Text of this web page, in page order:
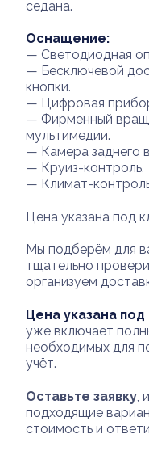
седана.
Оснащение:
— Светодиодная
— Бесключевой
кнопки.
— Цифровая
— Фирменный
мультимедии.
— Камера заднего
— Круиз-контроль.
— Климат-
Цена указана под
Мы подберём для
тщательно
организуем
Цена указана
уже включает
необходимых для
учёт.
Оставьте заявку,
подходящие
стоимость и